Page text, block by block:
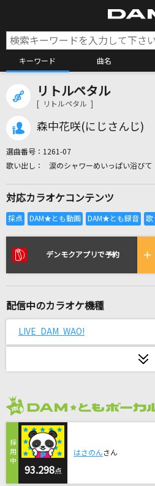
キーワード 曲名
カラオケ検
カラオケ店
全国りれ
リアルタイムで歌われ
かえりみちの色
[生音]言って。
平井堅
うそつきマカロン
リトルペタル
[ リトルペタル ]
森中花咲(にじさんじ)
選曲番号： 1261-07
涙のシャワーめいっぱい浴びて
対応カラオケコンテンツ
デンモクアプリで予約
配信中のカラオケ機種
LIVE DAM WAO!
93.298点
はさのんさん